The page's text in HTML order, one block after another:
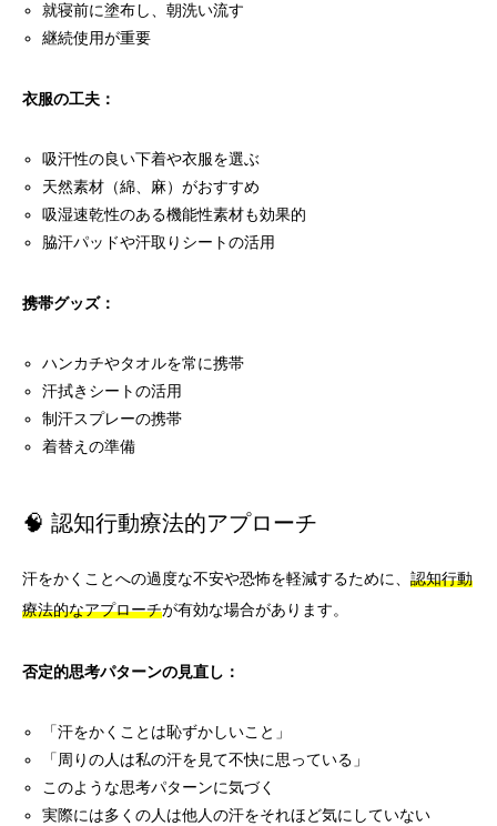
就寝前に塗布し、朝洗い流す
継続使用が重要
衣服の工夫：
吸汗性の良い下着や衣服を選ぶ
天然素材（綿、麻）がおすすめ
吸湿速乾性のある機能性素材も効果的
脇汗パッドや汗取りシートの活用
携帯グッズ：
ハンカチやタオルを常に携帯
汗拭きシートの活用
制汗スプレーの携帯
着替えの準備
🧠 認知行動療法的アプローチ
汗をかくことへの過度な不安や恐怖を軽減するために、 認知行動
療法的なアプローチが有効な場合があります。
否定的思考パターンの見直し：
「汗をかくことは恥ずかしいこと」
「周りの人は私の汗を見て不快に思っている」
このような思考パターンに気づく
実際には多くの人は他人の汗をそれほど気にしていない